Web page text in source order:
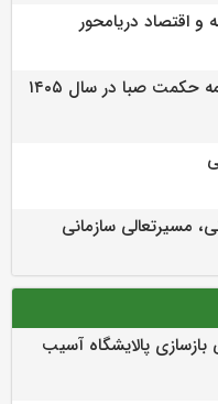
اقتصاد دریامحور
پازل موفقیت شرکت بیمه حکمت صبا در سال ۱۴۰۵
مسیرتعالی سازمانی
بازسازی پالایشگاه آسیب